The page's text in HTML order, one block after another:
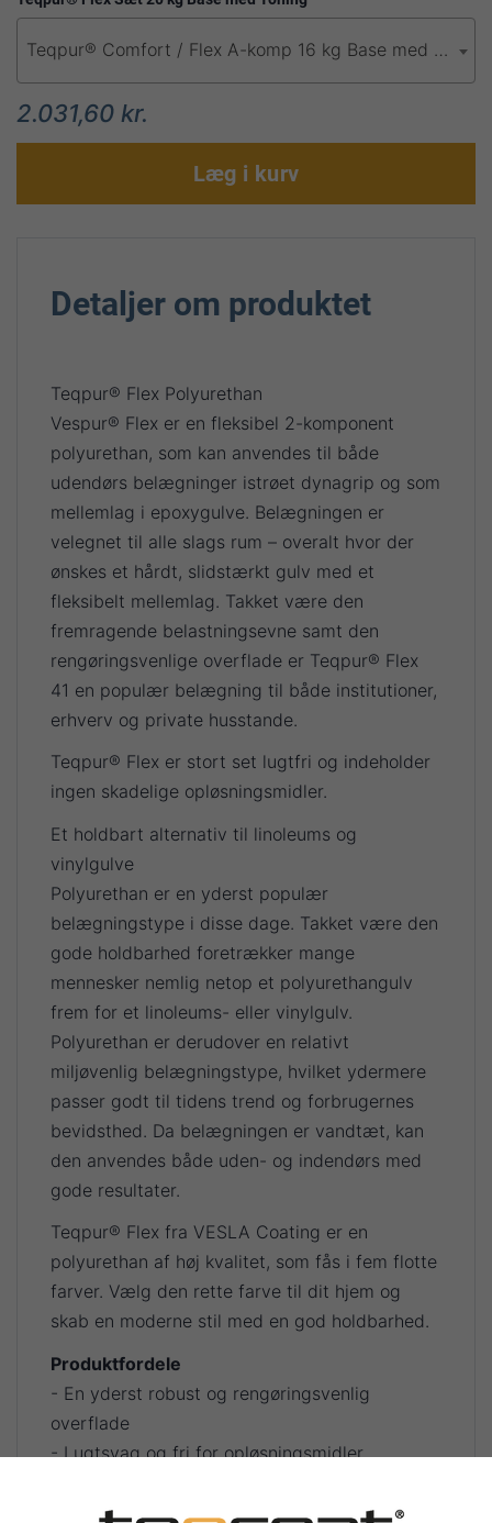
Teqpur® Comfort / Flex A-komp 16 kg Base med Toning
2.031,60 kr.
Læg i kurv
Detaljer om produktet
Teqpur® Flex Polyurethan
Vespur® Flex er en fleksibel 2-komponent
polyurethan, som kan anvendes til både
udendørs belægninger istrøet dynagrip og som
mellemlag i epoxygulve. Belægningen er
velegnet til alle slags rum – overalt hvor der
ønskes et hårdt, slidstærkt gulv med et
fleksibelt mellemlag. Takket være den
fremragende belastningsevne samt den
rengøringsvenlige overflade er Teqpur® Flex
41 en populær belægning til både institutioner,
erhverv og private husstande.
Teqpur® Flex er stort set lugtfri og indeholder
ingen skadelige opløsningsmidler.
Et holdbart alternativ til linoleums og
vinylgulve
Polyurethan er en yderst populær
belægningstype i disse dage. Takket være den
gode holdbarhed foretrækker mange
mennesker nemlig netop et polyurethangulv
frem for et linoleums- eller vinylgulv.
Polyurethan er derudover en relativt
miljøvenlig belægningstype, hvilket ydermere
passer godt til tidens trend og forbrugernes
bevidsthed. Da belægningen er vandtæt, kan
den anvendes både uden- og indendørs med
gode resultater.
Teqpur® Flex fra VESLA Coating er en
polyurethan af høj kvalitet, som fås i fem flotte
farver. Vælg den rette farve til dit hjem og
skab en moderne stil med en god holdbarhed.
Produktfordele
- En yderst robust og rengøringsvenlig
overflade
- Lugtsvag og fri for opløsningsmidler
holdbarhed